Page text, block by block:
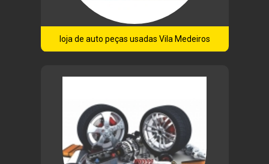
loja de auto peças usadas Vila Medeiros